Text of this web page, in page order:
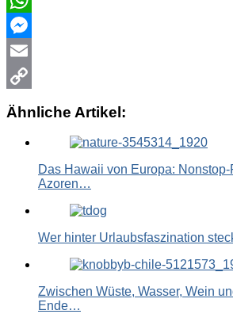
WhatsApp
Messenger
Email
Ähnliche Artikel:
Das Hawaii von Europa:
Azoren…
Wer hinter Urlaubsfaszination
Zwischen Wüste, Wasser, Wein
Ende…